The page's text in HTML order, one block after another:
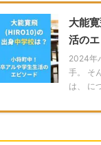
大能
活の
2024年
手。 そ
は、 に